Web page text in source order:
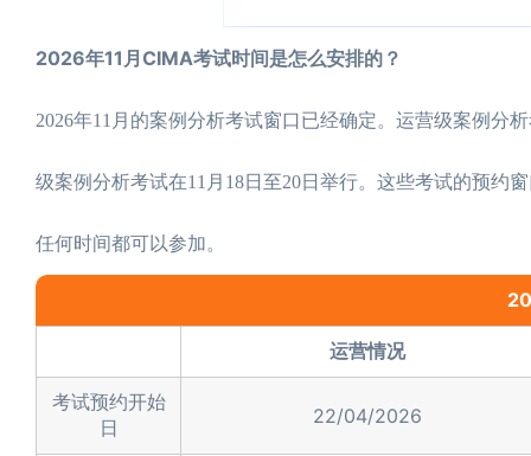
2026年11月CIMA考试时间是怎么安排的？
2026年11月的案例分析考试窗口已经确定。运营级案例分
级案例分析考试在11月18日至20日举行。这些考试的预约
任何时间都可以参加。
运营情况
考试预约开始
日
22/04/2026